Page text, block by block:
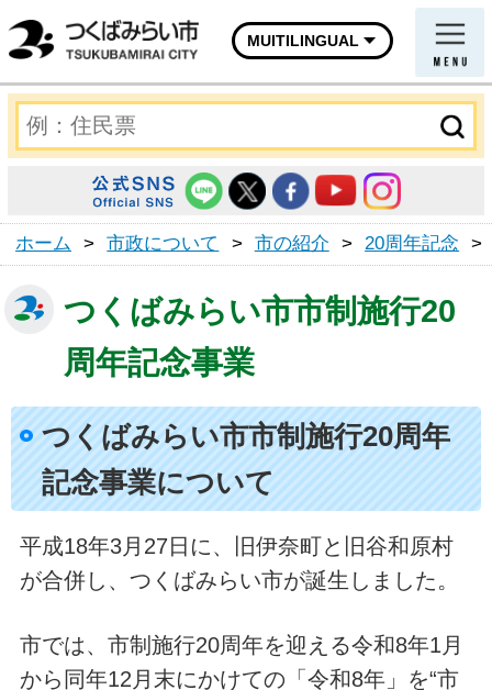
MUITILINGUAL
ホーム > 市政について > 市の紹介 > 20周年記念 >
つくばみらい市市制施行20
周年記念事業
つくばみらい市市制施行20周年
記念事業について
平成18年3月27日に、旧伊奈町と旧谷和原村
が合併し、つくばみらい市が誕生しました。
市では、市制施行20周年を迎える令和8年1月
から同年12月末にかけての「令和8年」を“市